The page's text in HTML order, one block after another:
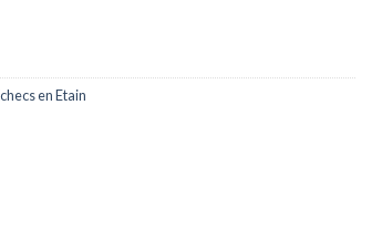
en Etain